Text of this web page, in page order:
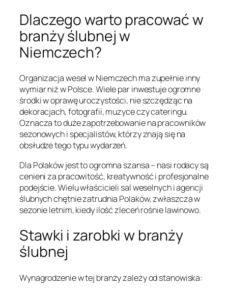
Dlaczego warto pracować w
branży ślubnej w
Niemczech?
Organizacja wesel w Niemczech ma zupełnie inny
wymiar niż w Polsce. Wiele par inwestuje ogromne
środki w oprawę uroczystości, nie szczędząc na
dekoracjach, fotografii, muzyce czy cateringu.
Oznacza to duże zapotrzebowanie na pracowników
sezonowych i specjalistów, którzy znają się na
obsłudze tego typu wydarzeń.
Dla Polaków jest to ogromna szansa – nasi rodacy są
cenieni za pracowitość, kreatywność i profesjonalne
podejście. Wielu właścicieli sal weselnych i agencji
ślubnych chętnie zatrudnia Polaków, zwłaszcza w
sezonie letnim, kiedy ilość zleceń rośnie lawinowo.
Stawki i zarobki w branży
ślubnej
Wynagrodzenie w tej branży zależy od stanowiska: